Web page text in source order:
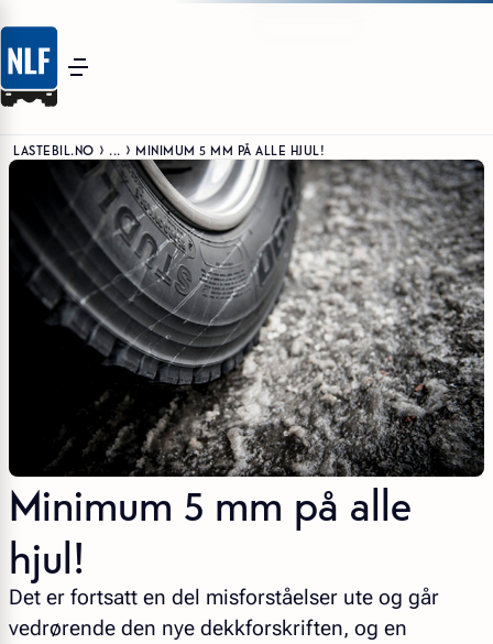
LASTEBIL.NO ... MINIMUM 5 MM PÅ ALLE HJUL!
Minimum 5 mm på alle
hjul!
Det er fortsatt en del misforståelser ute og går
vedrørende den nye dekkforskriften, og en